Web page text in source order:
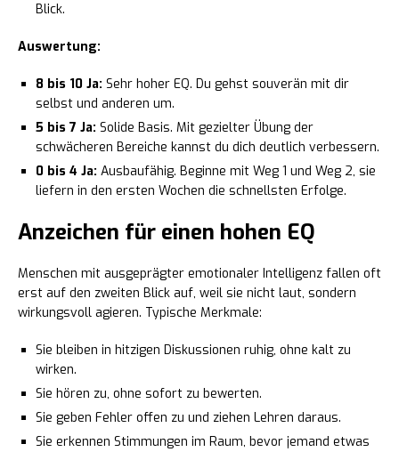
Blick.
Auswertung:
8 bis 10 Ja: Sehr hoher EQ. Du gehst souverän mit dir
selbst und anderen um.
5 bis 7 Ja: Solide Basis. Mit gezielter Übung der
schwächeren Bereiche kannst du dich deutlich verbessern.
0 bis 4 Ja: Ausbaufähig. Beginne mit Weg 1 und Weg 2, sie
liefern in den ersten Wochen die schnellsten Erfolge.
Anzeichen für einen hohen EQ
Menschen mit ausgeprägter emotionaler Intelligenz fallen oft
erst auf den zweiten Blick auf, weil sie nicht laut, sondern
wirkungsvoll agieren. Typische Merkmale:
Sie bleiben in hitzigen Diskussionen ruhig, ohne kalt zu
wirken.
Sie hören zu, ohne sofort zu bewerten.
Sie geben Fehler offen zu und ziehen Lehren daraus.
Sie erkennen Stimmungen im Raum, bevor jemand etwas